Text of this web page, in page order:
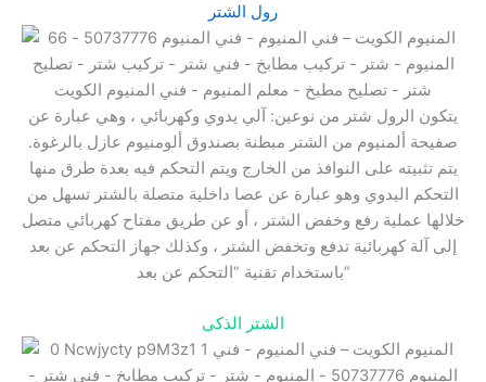
رول الشتر
يتكون الرول شتر من نوعين: آلي يدوي وكهربائي ، وهي عبارة عن
صفيحة ألمنيوم من الشتر مبطنة بصندوق ألومنيوم عازل بالرغوة.
يتم تثبيته على النوافذ من الخارج ويتم التحكم فيه بعدة طرق منها
التحكم اليدوي وهو عبارة عن عصا داخلية متصلة بالشتر تسهل من
خلالها عملية رفع وخفض الشتر ، أو عن طريق مفتاح كهربائي متصل
إلى آلة كهربائية تدفع وتخفض الشتر ، وكذلك جهاز التحكم عن بعد
باستخدام تقنية “التحكم عن بعد”
الشتر الذكى